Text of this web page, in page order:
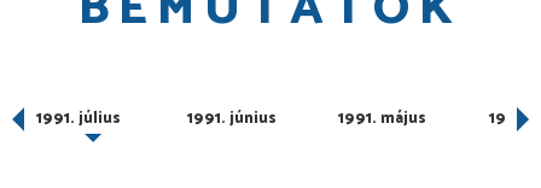
1991. július 1991. június 1991. május 1991.